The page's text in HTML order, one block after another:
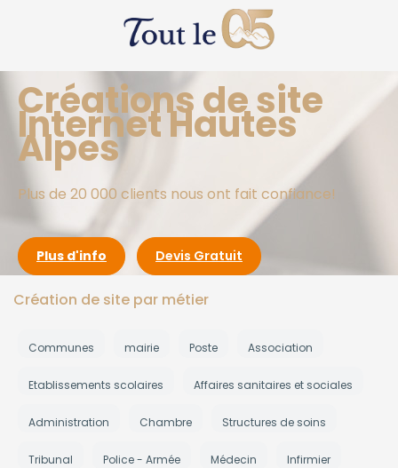
Créations de site
Internet Hautes
Alpes
Plus de 20 000 clients nous ont fait confiance!
Plus d'info Devis Gratuit
Création de site par métier
Communes mairie Poste Association
Etablissements scolaires Affaires sanitaires et sociales
Administration Chambre Structures de soins
Tribunal Police - Armée Médecin Infirmier